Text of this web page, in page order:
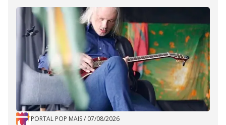
PORTAL POP MAIS/ 07/08/2026